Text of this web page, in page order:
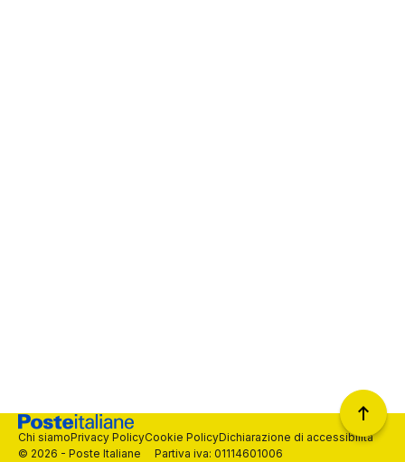
© 2026 - Poste Italiane Partiva iva: 01114601006
Chi siamoPrivacy PolicyCookie PolicyDichiarazione di accessibilità